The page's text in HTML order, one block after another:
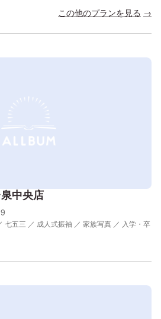
この他のプランを見る
中央店
七五三 ／ 成人式振袖 ／ 家族写真 ／ 入学・卒